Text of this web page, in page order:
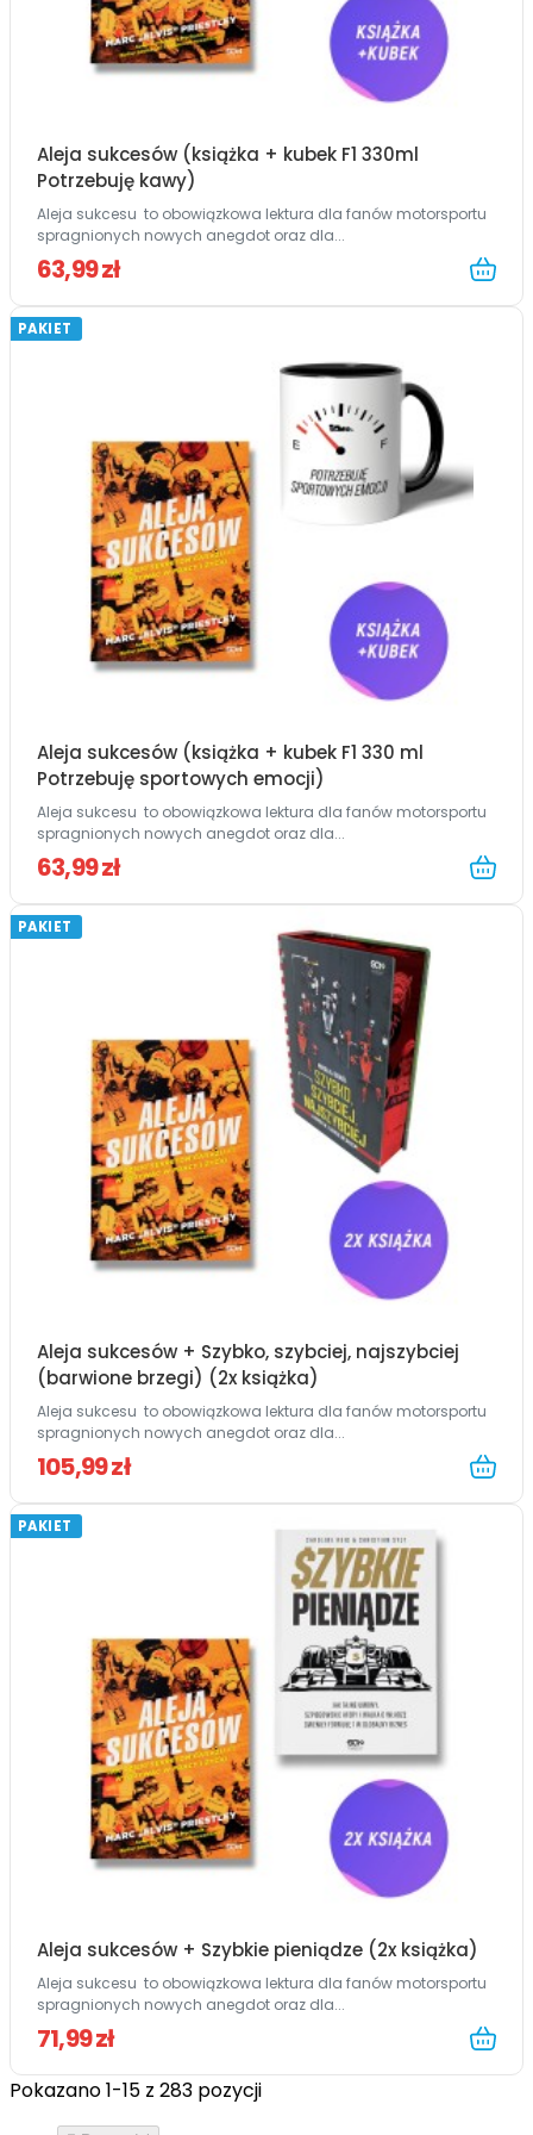
Aleja sukcesów (książka + kubek F1 330ml
Potrzebuję kawy)
Aleja sukcesu to obowiązkowa lektura dla fanów motorsportu
spragnionych nowych anegdot oraz dla...
63,99 zł
PAKIET
Aleja sukcesów (książka + kubek F1 330 ml
Potrzebuję sportowych emocji)
Aleja sukcesu to obowiązkowa lektura dla fanów motorsportu
spragnionych nowych anegdot oraz dla...
63,99 zł
PAKIET
Aleja sukcesów + Szybko, szybciej, najszybciej
(barwione brzegi) (2x książka)
Aleja sukcesu to obowiązkowa lektura dla fanów motorsportu
spragnionych nowych anegdot oraz dla...
105,99 zł
PAKIET
Aleja sukcesów + Szybkie pieniądze (2x książka)
Aleja sukcesu to obowiązkowa lektura dla fanów motorsportu
spragnionych nowych anegdot oraz dla...
71,99 zł
Pokazano 1-15 z 283 pozycji